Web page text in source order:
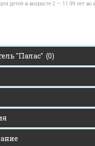
детей в возрасте 2 — 11.99 лет во
"Палас" (0)